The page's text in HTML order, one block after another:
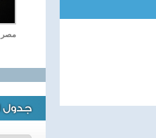
مصر
جدول